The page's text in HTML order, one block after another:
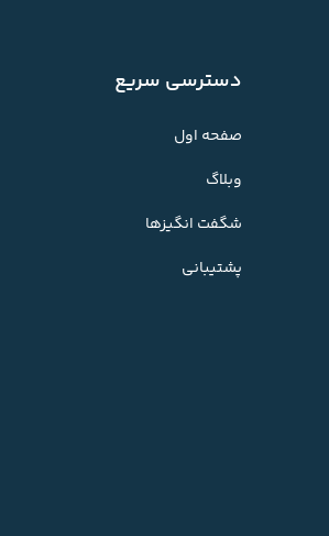
دسترسی سریع
صفحه اول
وبلاگ
شگفت انگیزها
پشتیبانی